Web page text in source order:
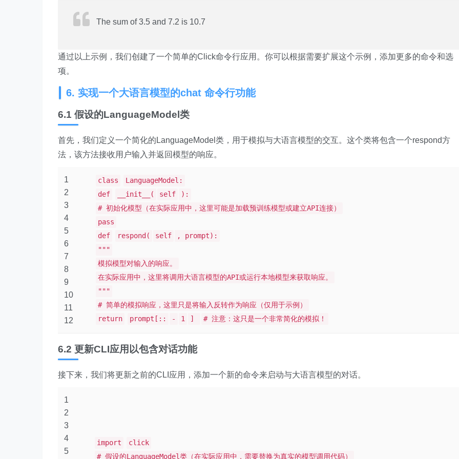
The sum of 3.5 and 7.2 is 10.7
通过以上示例，我们创建了一个简单的Click命令行应用。你可以根据需要扩展这个示例，添加更多的命令和选
项。
6. 实现一个大语言模型的chat 命令行功能
6.1 假设的LanguageModel类
首先，我们定义一个简化的LanguageModel类，用于模拟与大语言模型的交互。这个类将包含一个respond方
法，该方法接收用户输入并返回模型的响应。
1
2
3
4
5
6
7
8
9
10
11
12
class
LanguageModel:
def
__init__( self
):
# 初始化模型（在实际应用中，这里可能是加载预训练模型或建立API连接）
pass
def
respond( self
, prompt):
"""
模拟模型对输入的响应。
在实际应用中，这里将调用大语言模型的API或运行本地模型来获取响应。
"""
# 简单的模拟响应，这里只是将输入反转作为响应（仅用于示例）
return
prompt[:: - 1 ] # 注意：这只是一个非常简化的模拟！
6.2 更新CLI应用以包含对话功能
接下来，我们将更新之前的CLI应用，添加一个新的命令来启动与大语言模型的对话。
1
2
3
4
5
import
click
# 假设的LanguageModel类（在实际应用中，需要替换为真实的模型调用代码）